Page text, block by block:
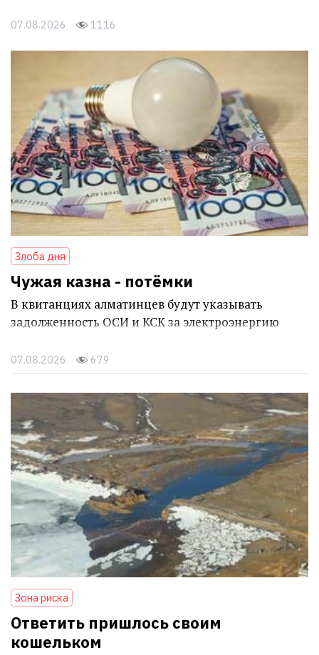
07.08.2026 1116
Злоба дня
Чужая казна - потёмки
В квитанциях алматинцев будут указывать
задолженность ОСИ и КСК за электроэнергию
07.08.2026 679
Зона риска
Ответить пришлось своим
кошельком